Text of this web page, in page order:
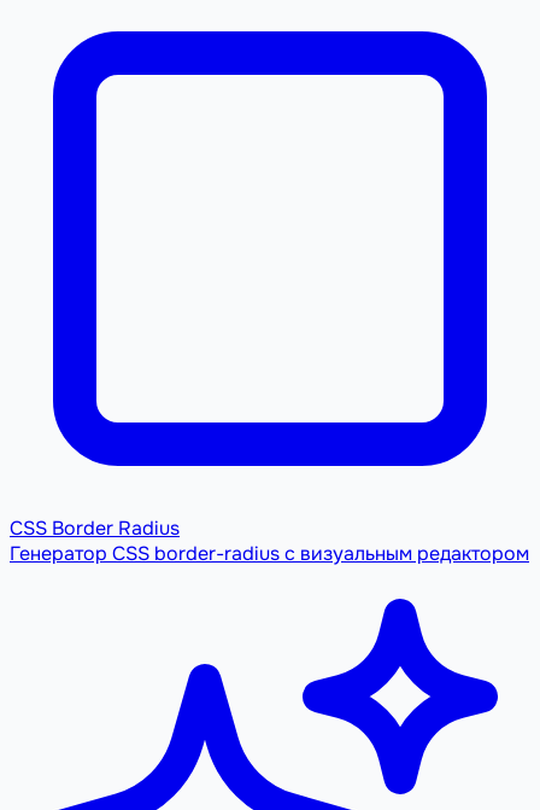
CSS Border Radius
Генератор CSS border-radius с визуальным редактором